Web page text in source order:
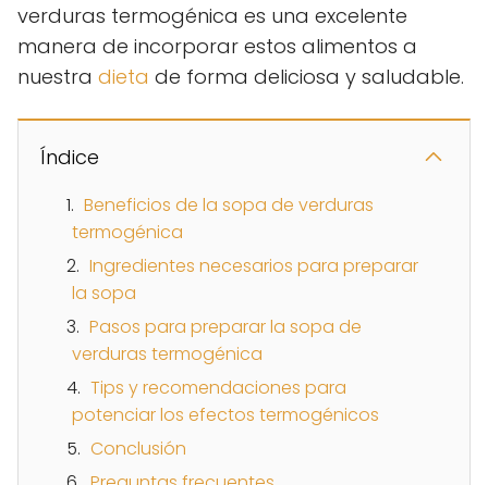
verduras termogénica es una excelente
manera de incorporar estos alimentos a
nuestra dieta de forma deliciosa y saludable.
Índice
Beneficios de la sopa de verduras
termogénica
Ingredientes necesarios para preparar
la sopa
Pasos para preparar la sopa de
verduras termogénica
Tips y recomendaciones para
potenciar los efectos termogénicos
Conclusión